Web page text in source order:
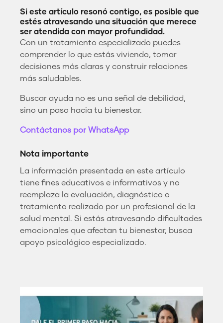
Si este artículo resonó contigo, es posible que
estés atravesando una situación que merece
ser atendida con mayor profundidad.
Con un tratamiento especializado puedes
comprender lo que estás viviendo, tomar
decisiones más claras y construir relaciones
más saludables.
Buscar ayuda no es una señal de debilidad,
sino un paso hacia tu bienestar.
Contáctanos por WhatsApp
Nota importante
La información presentada en este artículo
tiene fines educativos e informativos y no
reemplaza la evaluación, diagnóstico o
tratamiento realizado por un profesional de la
salud mental. Si estás atravesando dificultades
emocionales que afectan tu bienestar, busca
apoyo psicológico especializado.